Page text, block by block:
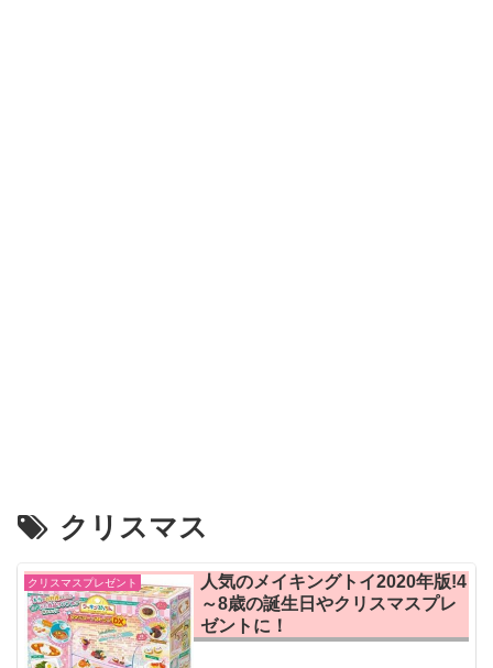
クリスマス
クリスマスプレゼント
人気のメイキングトイ2020年版!4
～8歳の誕生日やクリスマスプレ
ゼントに！